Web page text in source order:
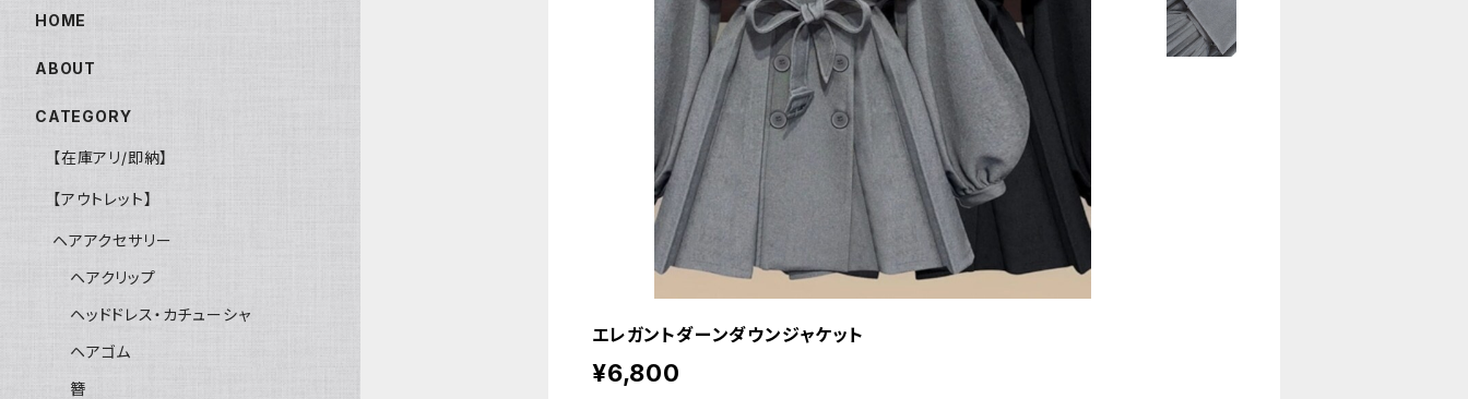
エレガントダーンダウンジャケット
¥6,800
HOME
ABOUT
CATEGORY
【在庫アリ/即納】
【アウトレット】
ヘアアクセサリー
ヘアクリップ
ヘッドドレス・カチューシャ
ヘアゴム
簪